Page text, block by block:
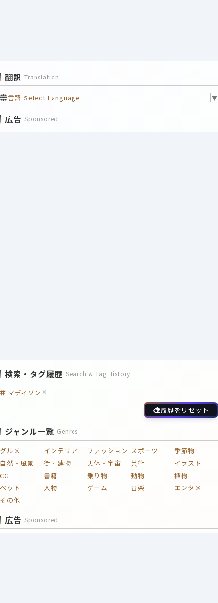
翻訳 Translation
言語:Select Language ▼
広告 Sponsored
検索・タグ履歴 Search & Tag History
マディソン
履歴をリセット
ジャンル一覧 Genres
グルメ インテリア ファッション スポーツ
季節物
自然・風景
街・建物 天体・宇宙 芸術
イラスト
CG
書籍 乗り物 動物
植物
ペット
人物 ゲーム 音楽
エンタメ
その他
広告 Sponsored